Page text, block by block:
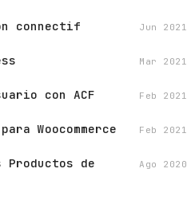
connectif Jun 2021
Mar 2021
con ACF Feb 2021
Woocommerce Feb 2021
de
Ago 2020